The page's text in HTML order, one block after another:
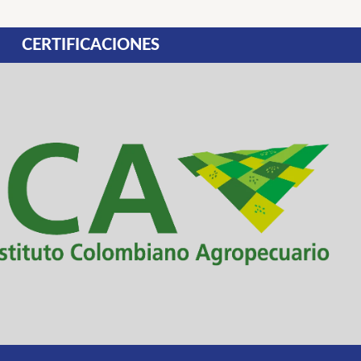
CERTIFICACIONES